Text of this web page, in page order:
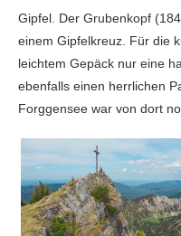
Gipfel. Der Grubenkopf
einem Gipfelkreuz. Für die
leichtem Gepäck nur eine
ebenfalls einen herrlichen
Forggensee war von dort